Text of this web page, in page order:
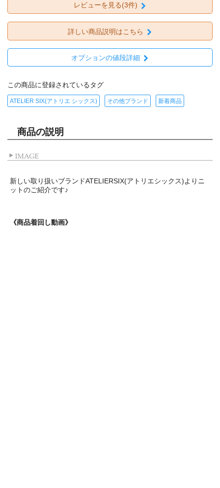
レビューを見る(3件)
詳しい商品説明はこちら
オプションの値段詳細
この商品に登録されているタグ
ATELIER SIX(アトリエ シックス) その他ブランド 新着商品
商品の説明
新しい取り扱いブランドATELIERSIX(アトリエシックス)よりニ
ットのご紹介です♪
《商品着回し動画》